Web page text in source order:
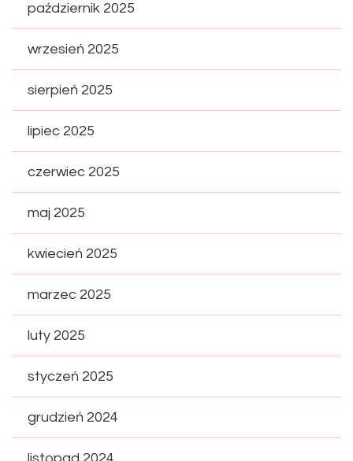
październik 2025
wrzesień 2025
sierpień 2025
lipiec 2025
czerwiec 2025
maj 2025
kwiecień 2025
marzec 2025
luty 2025
styczeń 2025
grudzień 2024